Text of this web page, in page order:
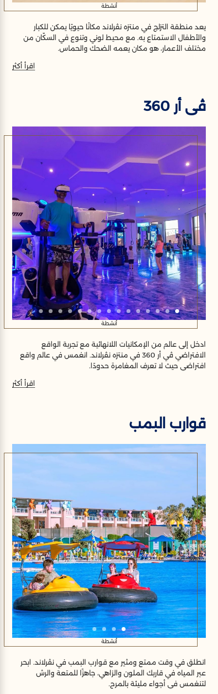
أنشطة
يعد منطقة التزلج في منتزه نڤرلاند مكانًا حيويًا يمكن للكبار
والأطفال الاستمتاع به. مع محيط لوني وتنوع في السكّان من
مختلف الأعمار، هو مكان يعمه الضحك والحماس.
اقرأ أكثر
ڤى أر 360
أنشطة
ادخل إلى عالم من الإمكانيات اللانهائية مع تجربة الواقع
الافتراضي ڤي أر 360 في منتزه نڤرلاند. انغمس في عالم واقع
افتراضي حيث لا تعرف المغامرة حدودًا.
اقرأ أكثر
قوارب البمب
أنشطة
انطلق في وقت ممتع ومثير مع قوارب البمب في نڤرلاند. ابحر
عبر المياه في قاربك الملون والزاهي، جاهزًا للمتعة والرش
لتنغمس في أجواء مليئة بالمرح.